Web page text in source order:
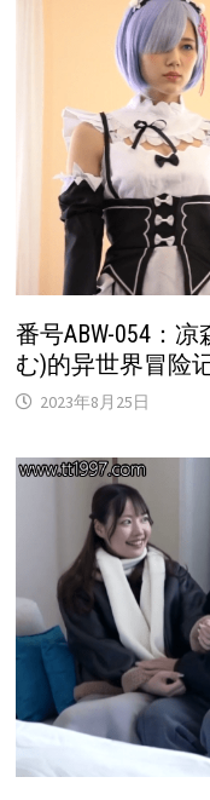
番号ABW-054：凉
む)的异世界冒险
2023年8月25日